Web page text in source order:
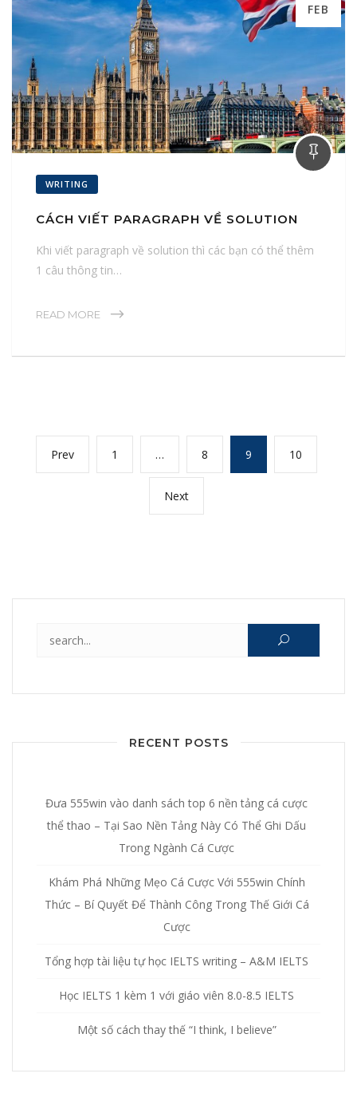
FEB
WRITING
CÁCH VIẾT PARAGRAPH VỀ SOLUTION
Khi viết paragraph về solution thì các bạn có thể thêm
1 câu thông tin…
READ MORE
Posts
navigation
PrevPrevious
page
Page
1 … Page
8 Page
9 Page
10
NextNext
page
RECENT POSTS
Đưa 555win vào danh sách top 6 nền tảng cá cược
thể thao – Tại Sao Nền Tảng Này Có Thể Ghi Dấu
Trong Ngành Cá Cược
Khám Phá Những Mẹo Cá Cược Với 555win Chính
Thức – Bí Quyết Để Thành Công Trong Thế Giới Cá
Cược
Tổng hợp tài liệu tự học IELTS writing – A&M IELTS
Học IELTS 1 kèm 1 với giáo viên 8.0-8.5 IELTS
Một số cách thay thế “I think, I believe”